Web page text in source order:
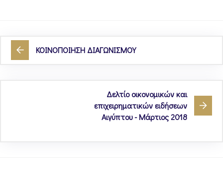
ΚΟΙΝΟΠΟΙΗΣΗ ΔΙΑΓΩΝΙΣΜΟΥ
Δελτίο οικονομικών και
επιχειρηματικών ειδήσεων
Αιγύπτου - Μάρτιος 2018